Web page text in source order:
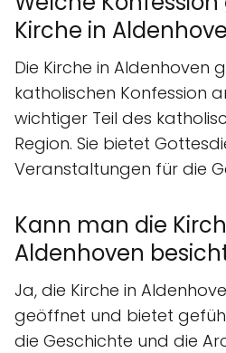
Kirche in
Die Kirche in Aldenhoven
katholischen Konfession
wichtiger Teil des
Region. Sie bietet
Veranstaltungen für die
Kann man die
Aldenhoven
Ja, die Kirche in
geöffnet und bietet
die Geschichte und die